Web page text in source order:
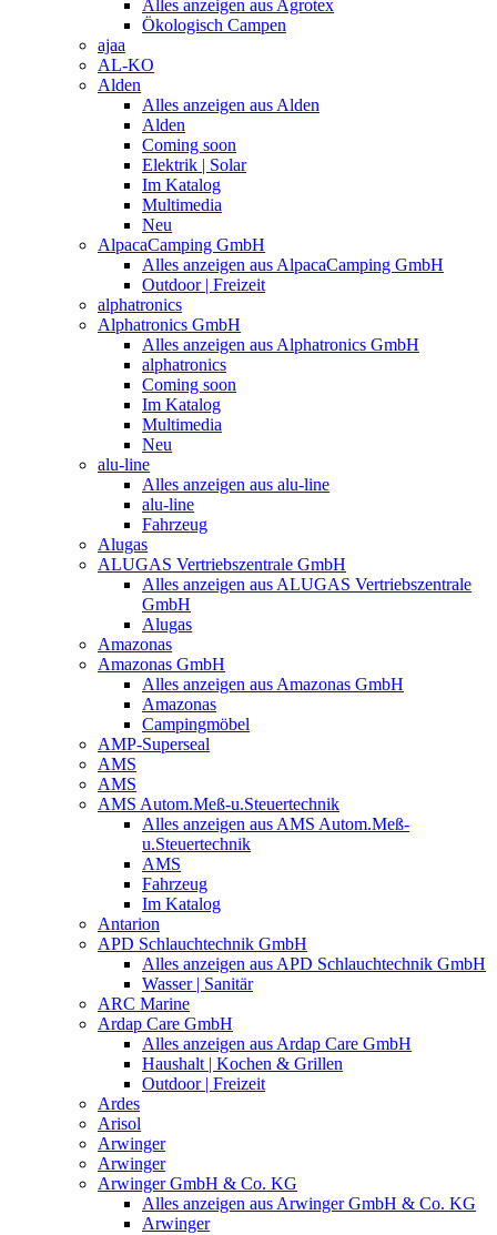
Alles anzeigen aus Agrotex
Ökologisch Campen
ajaa
AL-KO
Alden
Alles anzeigen aus Alden
Alden
Coming soon
Elektrik | Solar
Im Katalog
Multimedia
Neu
AlpacaCamping GmbH
Alles anzeigen aus AlpacaCamping GmbH
Outdoor | Freizeit
alphatronics
Alphatronics GmbH
Alles anzeigen aus Alphatronics GmbH
alphatronics
Coming soon
Im Katalog
Multimedia
Neu
alu-line
Alles anzeigen aus alu-line
alu-line
Fahrzeug
Alugas
ALUGAS Vertriebszentrale GmbH
Alles anzeigen aus ALUGAS Vertriebszentrale
GmbH
Alugas
Amazonas
Amazonas GmbH
Alles anzeigen aus Amazonas GmbH
Amazonas
Campingmöbel
AMP-Superseal
AMS
AMS
AMS Autom.Meß-u.Steuertechnik
Alles anzeigen aus AMS Autom.Meß-
u.Steuertechnik
AMS
Fahrzeug
Im Katalog
Antarion
APD Schlauchtechnik GmbH
Alles anzeigen aus APD Schlauchtechnik GmbH
Wasser | Sanitär
ARC Marine
Ardap Care GmbH
Alles anzeigen aus Ardap Care GmbH
Haushalt | Kochen & Grillen
Outdoor | Freizeit
Ardes
Arisol
Arwinger
Arwinger
Arwinger GmbH & Co. KG
Alles anzeigen aus Arwinger GmbH & Co. KG
Arwinger